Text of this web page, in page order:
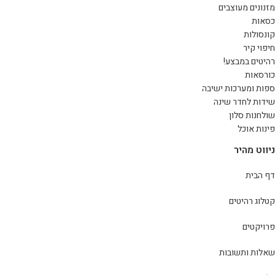
מזנונים מעוצבים
כסאות
קונסולות
חיפוי קיר
רהיטים במבצע!
כורסאות
ספות ומערכות ישיבה
שידות לחדר שינה
שולחנות סלון
פינות אוכל
ניווט מהיר
דף הבית
קטלוג רהיטים
פרויקטים
שאלות ותשובות